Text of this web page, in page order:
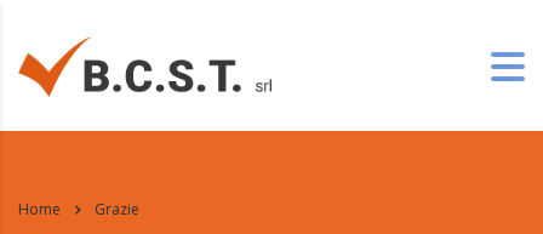
Home Grazie